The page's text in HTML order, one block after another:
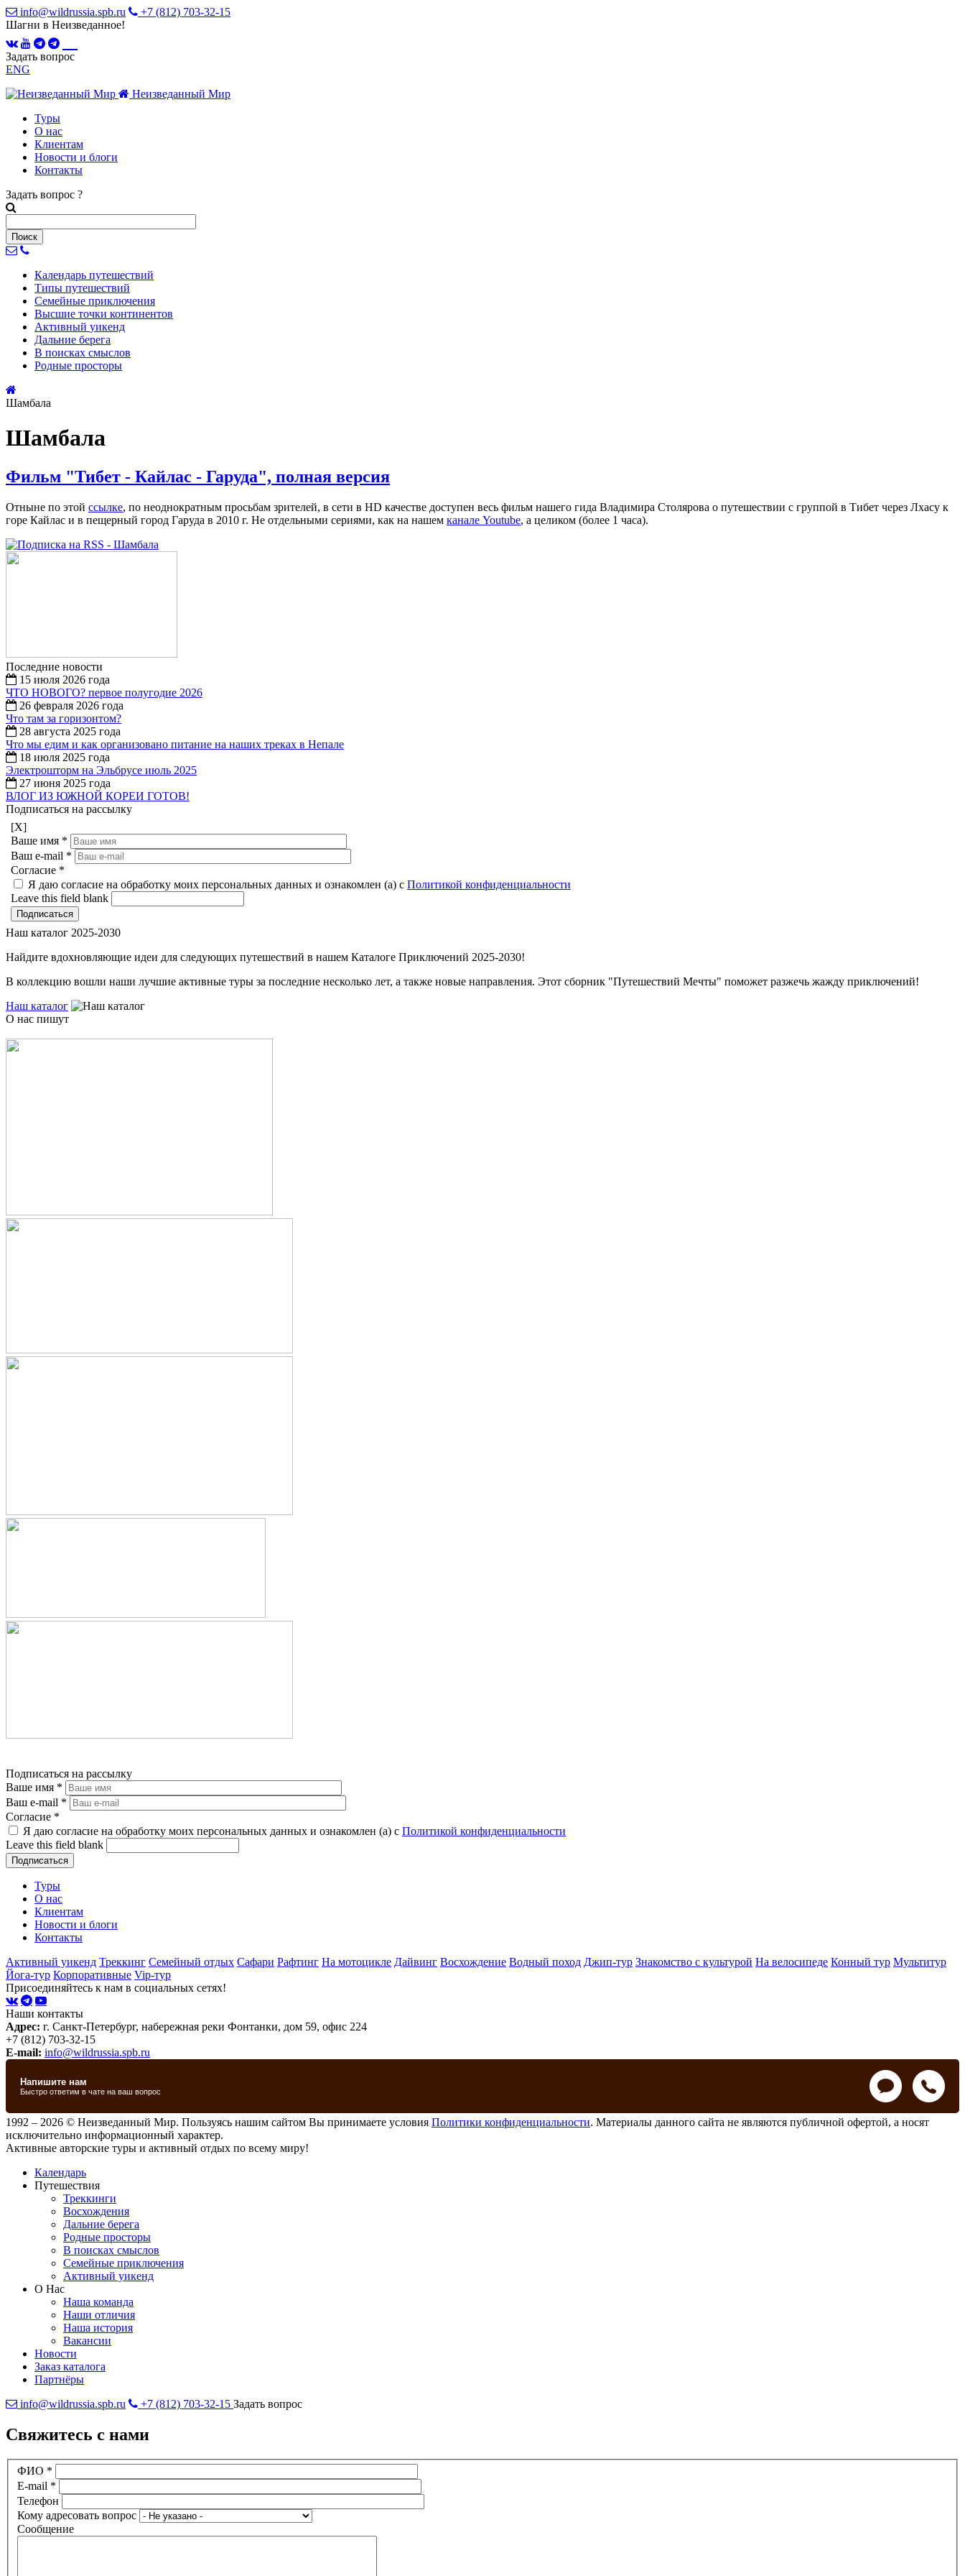
info@wildrussia.spb.ru
+7 (812) 703-32-15
Шагни в Неизведанное!
Задать вопрос
ENG
Неизведанный Мир
Туры
О нас
Клиентам
Новости и блоги
Контакты
Задать вопрос ?
Календарь путешествий
Типы путешествий
Семейные приключения
Высшие точки континентов
Активный уикенд
Дальние берега
В поисках смыслов
Родные просторы
Шамбала
Шамбала
Фильм "Тибет - Кайлас - Гаруда", полная версия
Отныне по этой ссылке, по неоднократным просьбам зрителей, в сети в HD качестве доступен весь фильм нашего гида Владимира Столярова о путешествии с группой в Тибет через Лхасу к
горе Кайлас и в пещерный город Гаруда в 2010 г. Не отдельными сериями, как на нашем канале Youtube, а целиком (более 1 часа).
Последние новости
15 июля 2026 года
ЧТО НОВОГО? первое полугодие 2026
26 февраля 2026 года
Что там за горизонтом?
28 августа 2025 года
Что мы едим и как организовано питание на наших треках в Непале
18 июля 2025 года
Электрошторм на Эльбрусе июль 2025
27 июня 2025 года
ВЛОГ ИЗ ЮЖНОЙ КОРЕИ ГОТОВ!
Подписаться на рассылку
[X]
Ваше имя *
Ваш e-mail *
Согласие *
Я даю согласие на обработку моих персональных данных и ознакомлен (а) с Политикой конфиденциальности
Leave this field blank
Наш каталог 2025-2030
Найдите вдохновляющие идеи для следующих путешествий в нашем Каталоге Приключений 2025-2030!
В коллекцию вошли наши лучшие активные туры за последние несколько лет, а также новые направления. Этот сборник "Путешествий Мечты" поможет разжечь жажду приключений!
Наш каталог
О нас пишут
Подписаться на рассылку
Ваше имя *
Ваш e-mail *
Согласие *
Я даю согласие на обработку моих персональных данных и ознакомлен (а) с Политикой конфиденциальности
Leave this field blank
Туры
О нас
Клиентам
Новости и блоги
Контакты
Активный уикенд Треккинг Семейный отдых Сафари Рафтинг На мотоцикле Дайвинг Восхождение Водный поход Джип-тур Знакомство с культурой На велосипеде Конный тур Мультитур
Йога-тур Корпоративные Vip-тур
Присоединяйтесь к нам в социальных сетях!
Наши контакты
Адрес: г. Санкт-Петербург, набережная реки Фонтанки, дом 59, офис 224
+7 (812) 703-32-15
E-mail: info@wildrussia.spb.ru
1992 – 2026 © Неизведанный Мир. Пользуясь нашим сайтом Вы принимаете условия Политики конфиденциальности. Материалы данного сайта не являются публичной офертой, а носят
исключительно информационный характер.
Активные авторские туры и активный отдых по всему миру!
Календарь
Путешествия
Треккинги
Восхождения
Дальние берега
Родные просторы
В поисках смыслов
Семейные приключения
Активный уикенд
О Нас
Наша команда
Наши отличия
Наша история
Вакансии
Новости
Заказ каталога
Партнёры
info@wildrussia.spb.ru
+7 (812) 703-32-15 Задать вопрос
Свяжитесь с нами
ФИО *
E-mail *
Телефон
Кому адресовать вопрос
Сообщение